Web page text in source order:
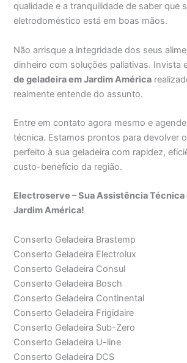
qualidade e a tranquilidade de saber que
eletrodoméstico está em boas mãos.
Não arrisque a integridade dos seus
dinheiro com soluções paliativas. Invista
de geladeira em Jardim América
realmente entende do assunto.
Entre em contato agora mesmo e
técnica. Estamos prontos para devolver
perfeito à sua geladeira com rapidez,
custo-benefício da região.
Electroserve – Sua Assistência Técnica
Jardim América!
Conserto Geladeira Brastemp
Conserto Geladeira Electrolux
Conserto Geladeira Consul
Conserto Geladeira Bosch
Conserto Geladeira Continental
Conserto Geladeira Frigidaire
Conserto Geladeira Sub-Zero
Conserto Geladeira U-line
Conserto Geladeira DCS